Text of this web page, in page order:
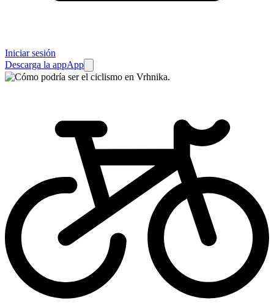
Iniciar sesión
Descarga la appApp